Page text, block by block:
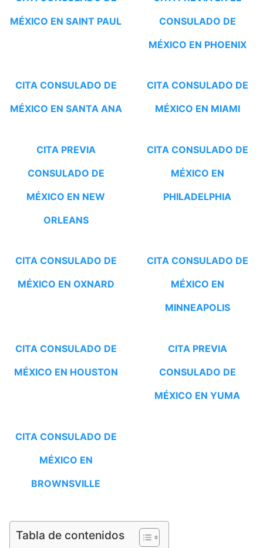
MÉXICO EN SAINT PAUL
CONSULADO DE
MÉXICO EN PHOENIX
CITA CONSULADO DE
MÉXICO EN SANTA ANA
CITA CONSULADO DE
MÉXICO EN MIAMI
CITA PREVIA
CONSULADO DE
MÉXICO EN NEW
ORLEANS
CITA CONSULADO DE
MÉXICO EN
PHILADELPHIA
CITA CONSULADO DE
MÉXICO EN OXNARD
CITA CONSULADO DE
MÉXICO EN
MINNEAPOLIS
CITA CONSULADO DE
MÉXICO EN HOUSTON
CITA PREVIA
CONSULADO DE
MÉXICO EN YUMA
CITA CONSULADO DE
MÉXICO EN
BROWNSVILLE
Tabla de contenidos